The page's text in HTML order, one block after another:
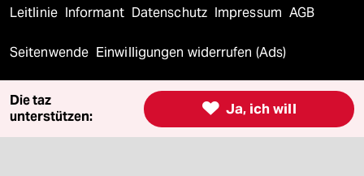
Leitlinie Informant Datenschutz Impressum AGB
Seitenwende Einwilligungen widerrufen (Ads)
 Ja, ich will
Die taz
unterstützen: